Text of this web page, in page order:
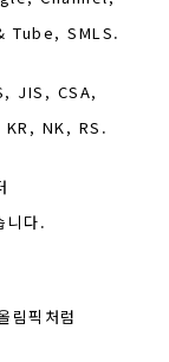
SMLS.
JIS, CSA,
NK, RS.
다.
림픽처럼